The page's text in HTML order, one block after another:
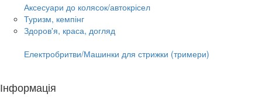
Аксесуари до колясок/автокрісел
Туризм, кемпінг
Здоров'я, краса, догляд
Електробритви/Машинки для стрижки (тримери)
Інформація